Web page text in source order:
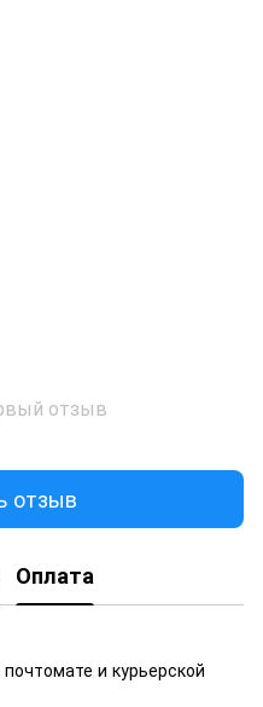
отзыв
отзыв
Оплата
и курьерской